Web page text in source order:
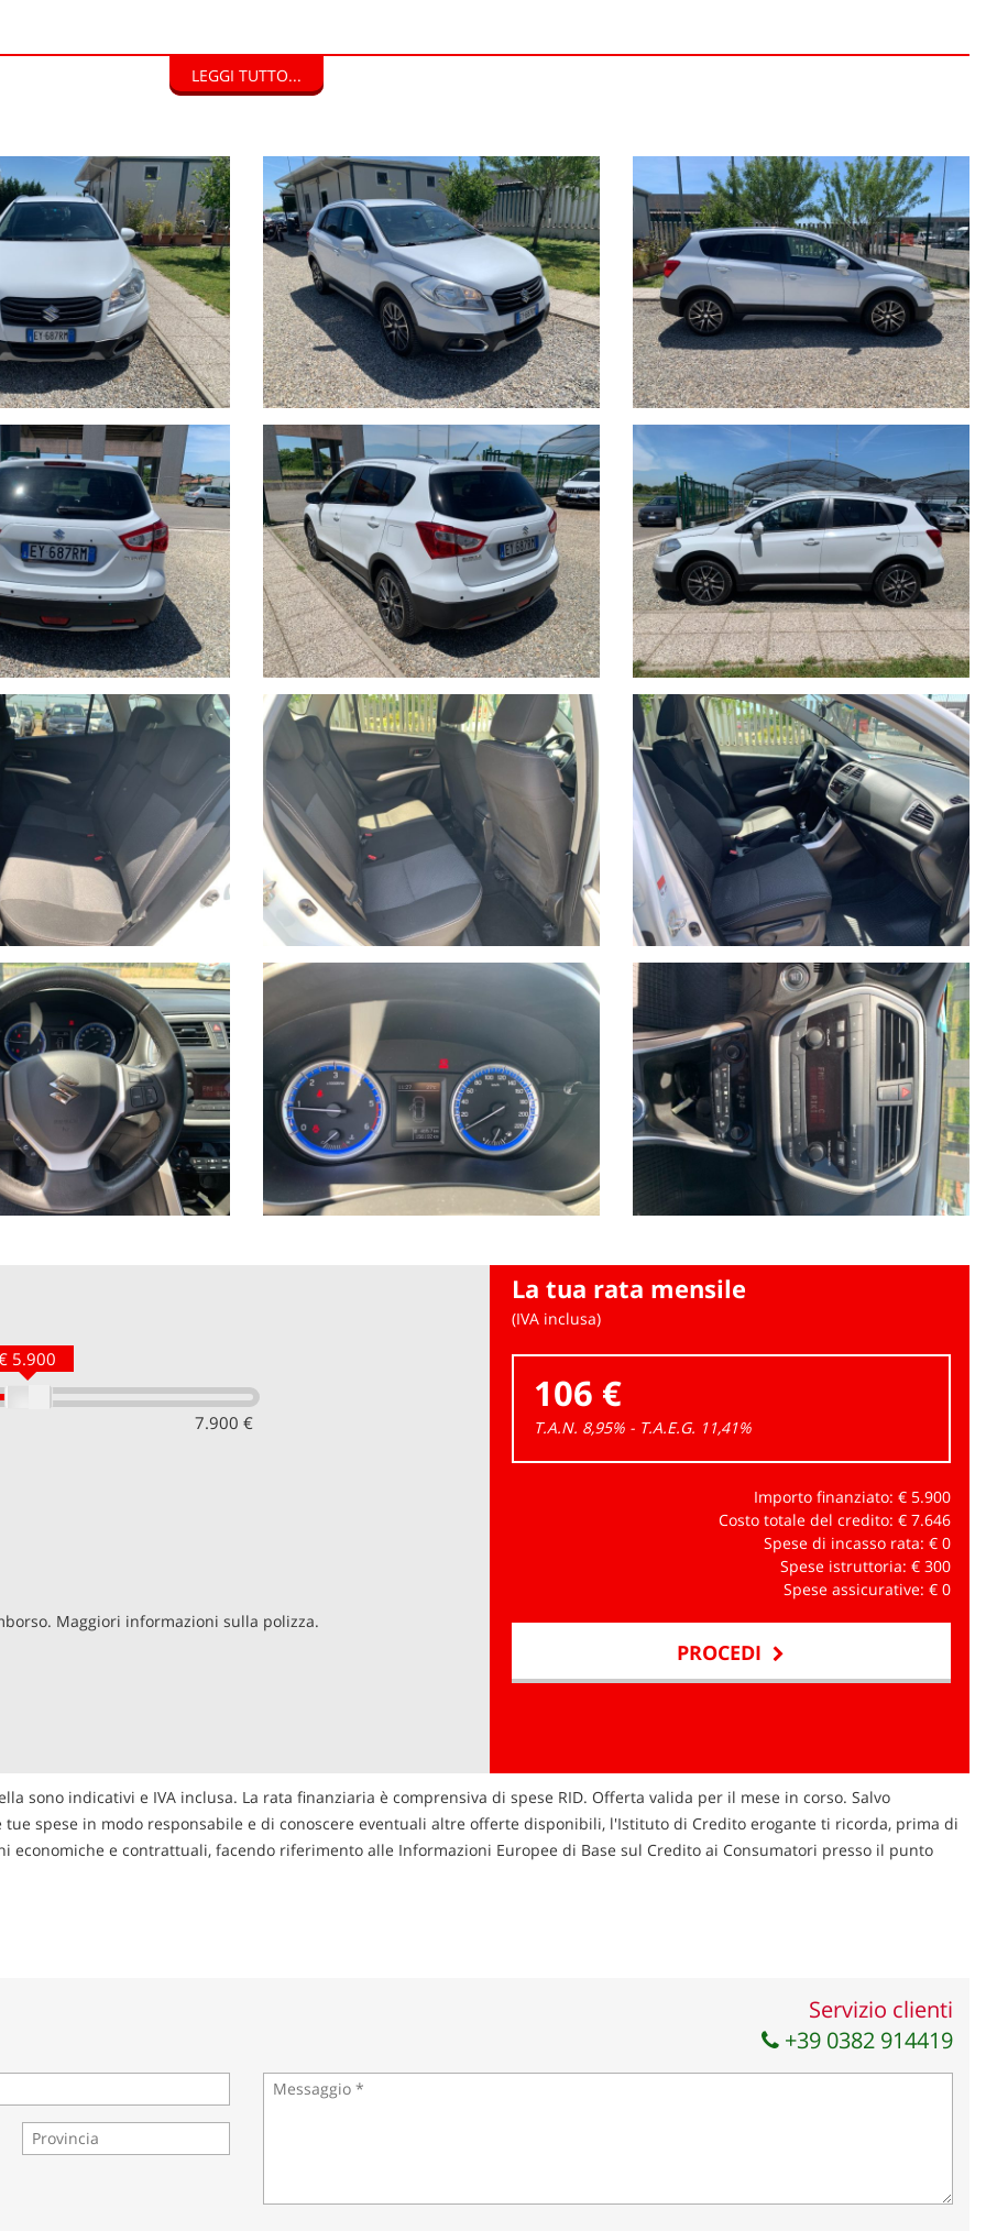
CON DOCUMENTI TUTTE LE AUTO NEL SUO STATO D'USO E CON IL SUO CHILOMETRAGGIO EFFETTIVO.
EUROPEO.
ASSICURATIVI INLCUSI .
a carico dell’acquirente:
visione e prova su appuntamento.
invio mail oppure contattando i numeri di telefono segnalati sull’annuncio.
nelle descrizioni dei veicoli offerti, che non rappresentano pertanto impegno contrattuale. Per poter offrire il massimo servizio è
e disponibilità
LEGGI TUTTO...
7.900 €
5.900
Maggiori informazioni sulla polizza.
La tua rata mensile
(IVA inclusa)
106 €
T.A.N. 8,95% - T.A.E.G. 11,41%
Importo finanziato: € 5.900
Costo totale del credito: € 7.646
Spese di incasso rata: € 0
Spese istruttoria: € 300
Spese assicurative: € 0
PROCEDI
sono indicativi e IVA inclusa. La rata finanziaria è comprensiva di spese RID. Offerta valida per il mese in corso. Salvo
spese in modo responsabile e di conoscere eventuali altre offerte disponibili, l'Istituto di Credito erogante ti ricorda, prima di
e contrattuali, facendo riferimento alle Informazioni Europee di Base sul Credito ai Consumatori presso il punto
Servizio clienti
+39 0382 914419